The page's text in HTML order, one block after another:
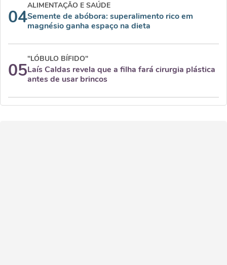
04
ALIMENTAÇÃO E SAÚDE
Semente de abóbora: superalimento rico em
magnésio ganha espaço na dieta
05
"LÓBULO BÍFIDO"
Laís Caldas revela que a filha fará cirurgia plástica
antes de usar brincos